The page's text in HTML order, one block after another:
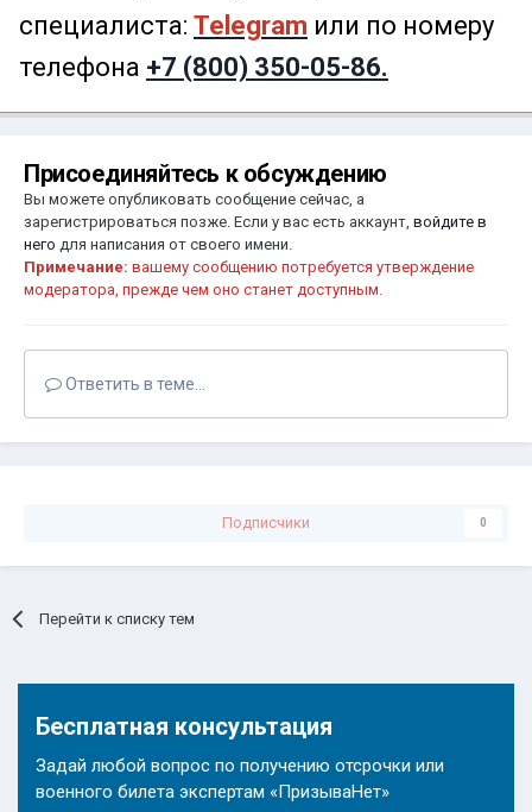
специалиста: Telegram или по номеру
телефона +7 (800) 350-05-86.
Присоединяйтесь к обсуждению
Вы можете опубликовать сообщение сейчас, а
зарегистрироваться позже. Если у вас есть аккаунт, войдите в
него для написания от своего имени.
Примечание: вашему сообщению потребуется утверждение
модератора, прежде чем оно станет доступным.
Ответить в теме...
Подписчики 0
Перейти к списку тем
Бесплатная консультация
Задай любой вопрос по получению отсрочки или
военного билета экспертам «ПризываНет»